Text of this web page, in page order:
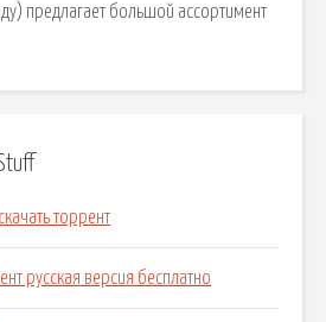
предлагает большой ассортимент
торрент
русская версия бесплатно